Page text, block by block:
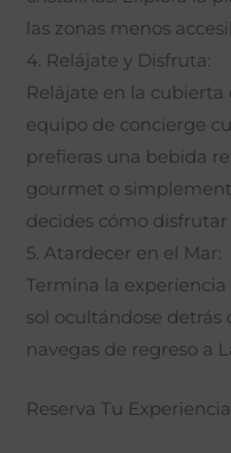
las zonas menos
4. Relájate y Disfruta:
Relájate en la
equipo de concierge
prefieras una bebida
gourmet o
decides cómo disfrutar
5. Atardecer en el Mar:
Termina la
sol ocultándose
navegas de regreso a
Reserva Tu